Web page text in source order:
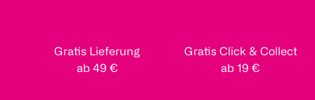
Gratis Lieferung
ab 49 €
Gratis Click & Collect
ab 19 €